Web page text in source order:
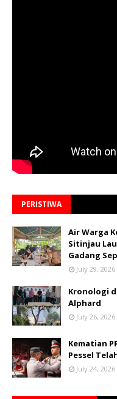
PERISTIWA
Air Warga
Sitinjau
Gadang
July 29, 2026
Kronologi
Alphard
July 26, 2026
Kematian
Pessel
July 24, 2026